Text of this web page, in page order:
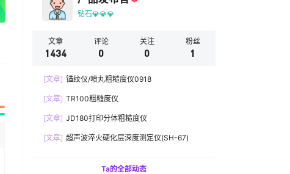
钻石💎💎💎
文章
1434
评论
0
关注
0
粉丝
1
[文章] 锚纹仪/喷丸粗糙度仪0918
[文章] TR100粗糙度仪
[文章] JD180打印分体粗糙度仪
[文章] 超声波淬火硬化层深度测定仪(SH-67)
Ta的全部动态